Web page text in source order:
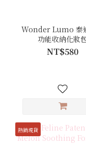
Wonder Lumo 泰
功能收納化妝
NT$580
熱銷現貨